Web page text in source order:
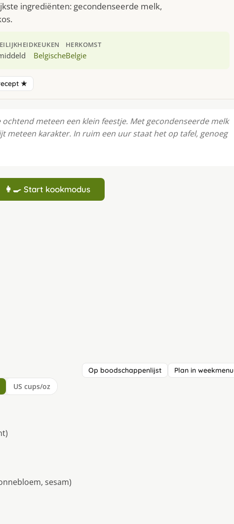
ingrediënten: gecondenseerde melk,
KEUKEN
Belgische
HERKOMST
Belgie
★
meteen een klein feestje. Met gecondenseerde melk
meteen karakter. In ruim een uur staat het op tafel, genoeg
👩‍🍳 Start kookmodus
Op boodschappenlijst Plan in weekmenu
US cups/oz
sesam)